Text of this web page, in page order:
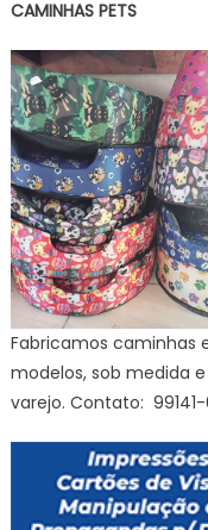
CAMINHAS PETS
Fabricamos caminhas
modelos, sob medida
varejo. Contato: